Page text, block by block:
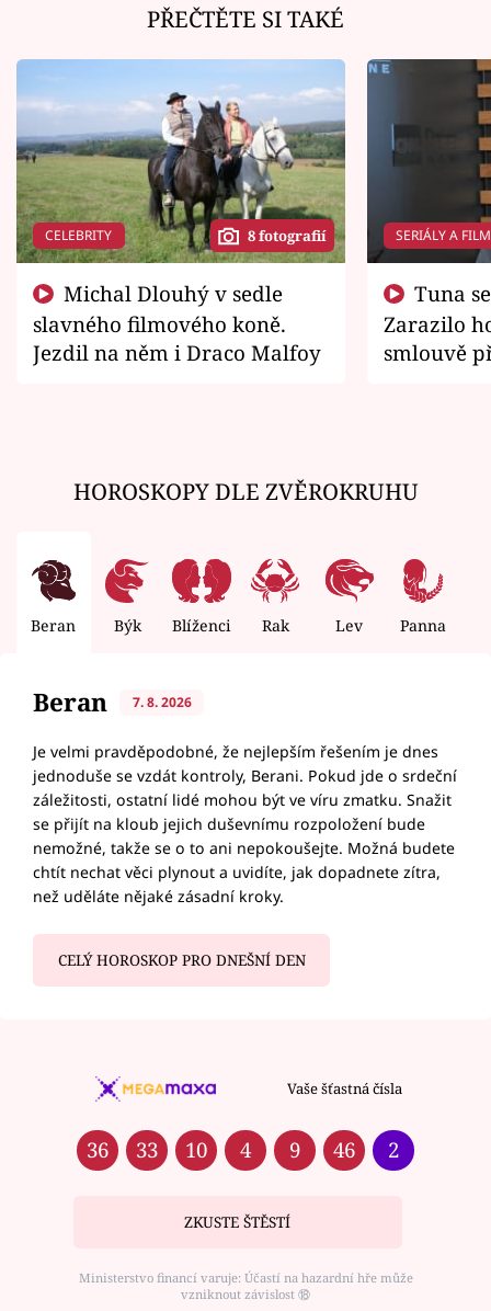
PŘEČTĚTE SI TAKÉ
CELEBRITY 8 fotografií
slavného filmového koně.
Jezdil na něm i Draco Malfoy
SERIÁLY A
Zarazilo
smlouvě
HOROSKOPY DLE ZVĚROKRUHU
Beran Býk Blíženci Rak Lev Panna
Beran 7. 8. 2026
Je velmi pravděpodobné, že nejlepším řešením je dnes
jednoduše se vzdát kontroly, Berani. Pokud jde o srdeční
záležitosti, ostatní lidé mohou být ve víru zmatku. Snažit
se přijít na kloub jejich duševnímu rozpoložení bude
nemožné, takže se o to ani nepokoušejte. Možná budete
chtít nechat věci plynout a uvidíte, jak dopadnete zítra,
než uděláte nějaké zásadní kroky.
CELÝ HOROSKOP PRO DNEŠNÍ DEN
Vaše šťastná čísla
36 33 10 4 9 46 2
ZKUSTE ŠTĚSTÍ
Ministerstvo financí varuje: Účastí na hazardní hře může
vzniknout závislost ⑱